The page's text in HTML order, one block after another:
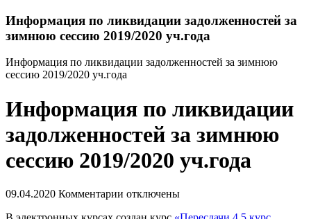
Информация по ликвидации задолженностей за
зимнюю сессию 2019/2020 уч.года
Информация по ликвидации задолженностей за зимнюю
сессию 2019/2020 уч.года
Информация по ликвидации
задолженностей за зимнюю
сессию 2019/2020 уч.года
09.04.2020 Комментарии отключены